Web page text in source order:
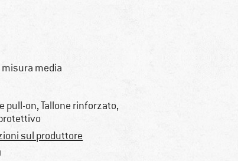
misura media
pull-on, Tallone rinforzato,
sul produttore